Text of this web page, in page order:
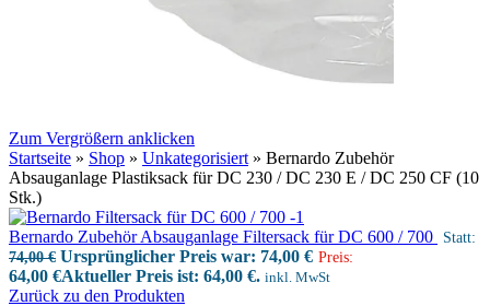
Zum Vergrößern anklicken
Startseite » Shop » Unkategorisiert » Bernardo Zubehör
Absauganlage Plastiksack für DC 230 / DC 230 E / DC 250 CF (10
Stk.)
Bernardo Zubehör Absauganlage Filtersack für DC 600 / 700
Statt:
74,00€ Ursprünglicher Preis war: 74,00 € Preis:
64,00 €Aktueller Preis ist: 64,00 €. inkl. MwSt
Zurück zu den Produkten